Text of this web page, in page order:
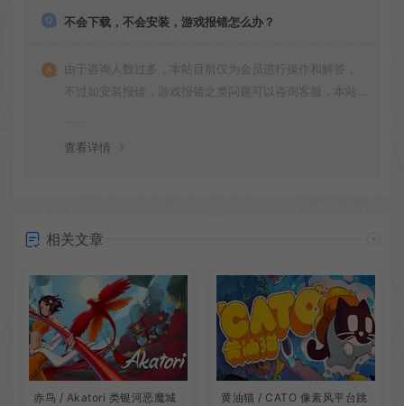
不会下载，不会安装，游戏报错怎么办？
由于咨询人数过多，本站目前仅为会员进行操作和解答，
不过如安装报错，游戏报错之类问题可以咨询客服，本站
查看详情
相关文章
赤鸟 / Akatori 类银河恶魔城
黄油猫 / CATO 像素风平台跳